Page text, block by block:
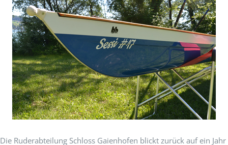
Die Ruderabteilung Schloss Gaienhofen blickt zurück auf ein Jahr